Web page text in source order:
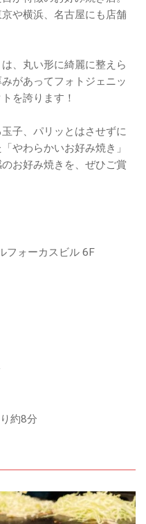
や横浜、名古屋にも店舗
、丸い形に綺麗に整えら
があってフォトジェニッ
を誇ります！
子、パリッとはさせずに
やわらかいお好み焼き」
お好み焼きを、ぜひご賞
フォーカスビル 6F
約8分